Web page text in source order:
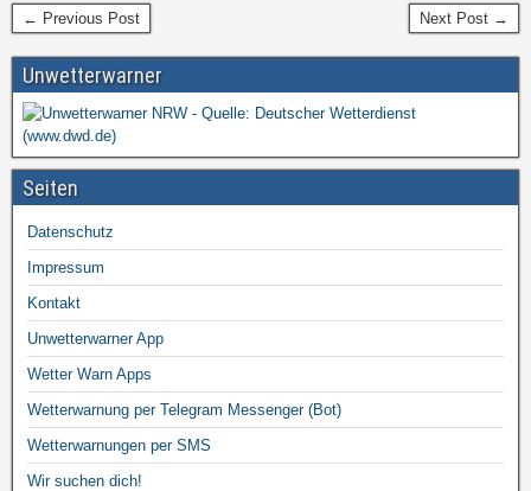
← Previous Post Next Post →
Unwetterwarner
Seiten
Datenschutz
Impressum
Kontakt
Unwetterwarner App
Wetter Warn Apps
Wetterwarnung per Telegram Messenger (Bot)
Wetterwarnungen per SMS
Wir suchen dich!